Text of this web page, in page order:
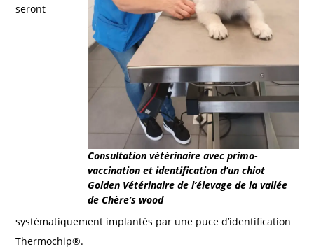
Consultation vétérinaire avec primo-
vaccination et identification d’un chiot
Golden Vétérinaire de l’élevage de la vallée
de Chère’s wood
seront
systématiquement implantés par une puce d’identification
Thermochip®.